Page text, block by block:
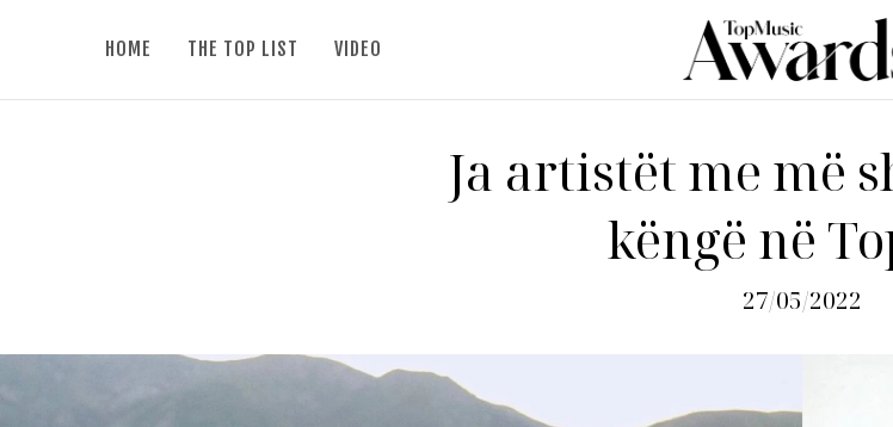
HOME THE TOP LIST VIDEO
Ja artistët me më
këngë në
27/05/2022